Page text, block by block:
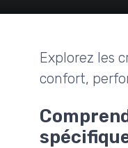
Explorez les
confort,